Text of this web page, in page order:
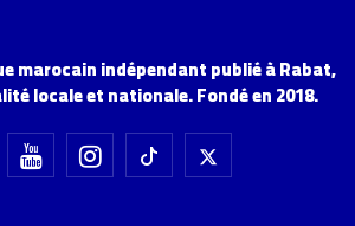
marocain indépendant publié à Rabat,
locale et nationale. Fondé en 2018.